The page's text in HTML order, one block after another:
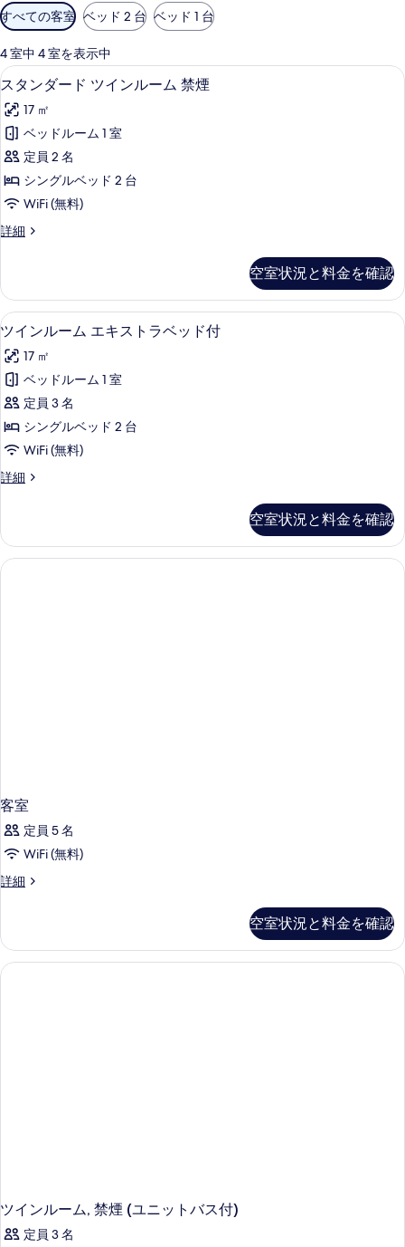
利
用
可
能
な
客
室
の
り
込
み
すべての客室 ベッド 2 台 ベッド 1 台
4 室中 4 室を表示中
ス
タ
ン
ダ
ー
ド
イ
ル
ー
ム
禁
煙
の
す
べ
て
真
を
16
スタンダード ツインルーム 禁煙
17 ㎡
ベッドルーム 1 室
定員 2 名
シングルベッド 2 台
WiFi (無料)
詳細
ス
ー
ド
ツ
ン
ル
ー
ム
禁
煙
の
詳
空室状況と料金を確認
ツ
イ
ン
ル
ー
ム
キ
ト
ラ
写
真
を
表
示
る
ツインルーム エキストラベッド付 |
22
ツインルーム エキストラベッド付
17 ㎡
ベッドルーム 1 室
定員 3 名
シングルベッド 2 台
WiFi (無料)
詳細
ツ
ー
ム
エ
空室状況と料金を確認
客室
定員 5 名
WiFi (無料)
詳細
客
細
空室状況と料金を確認
ツインルーム, 禁煙 (ユニットバス付)
定員 3 名